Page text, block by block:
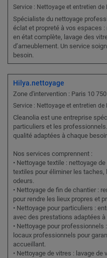
Service : Nettoyage et entretien de
Spécialiste du nettoyage
éclat et propreté à vos espaces
en état complète, lavage des
d’ameublement. Un service
besoin.
Hilya.nettoyage
Zone d'intervention : Paris 10
Service : Nettoyage et entretien de
Cleanolia est une entreprise
particuliers et les
qualité adaptées à chaque
Nos services comprennent :
• Nettoyage textile : nettoyage
textiles pour éliminer les
odeurs.
• Nettoyage de fin de chantier :
pour rendre les lieux propres et
• Nettoyage pour particuliers :
avec des prestations adaptées à
• Nettoyage pour
locaux professionnels pour
accueillant.
• Nettoyage de vitres : lavage